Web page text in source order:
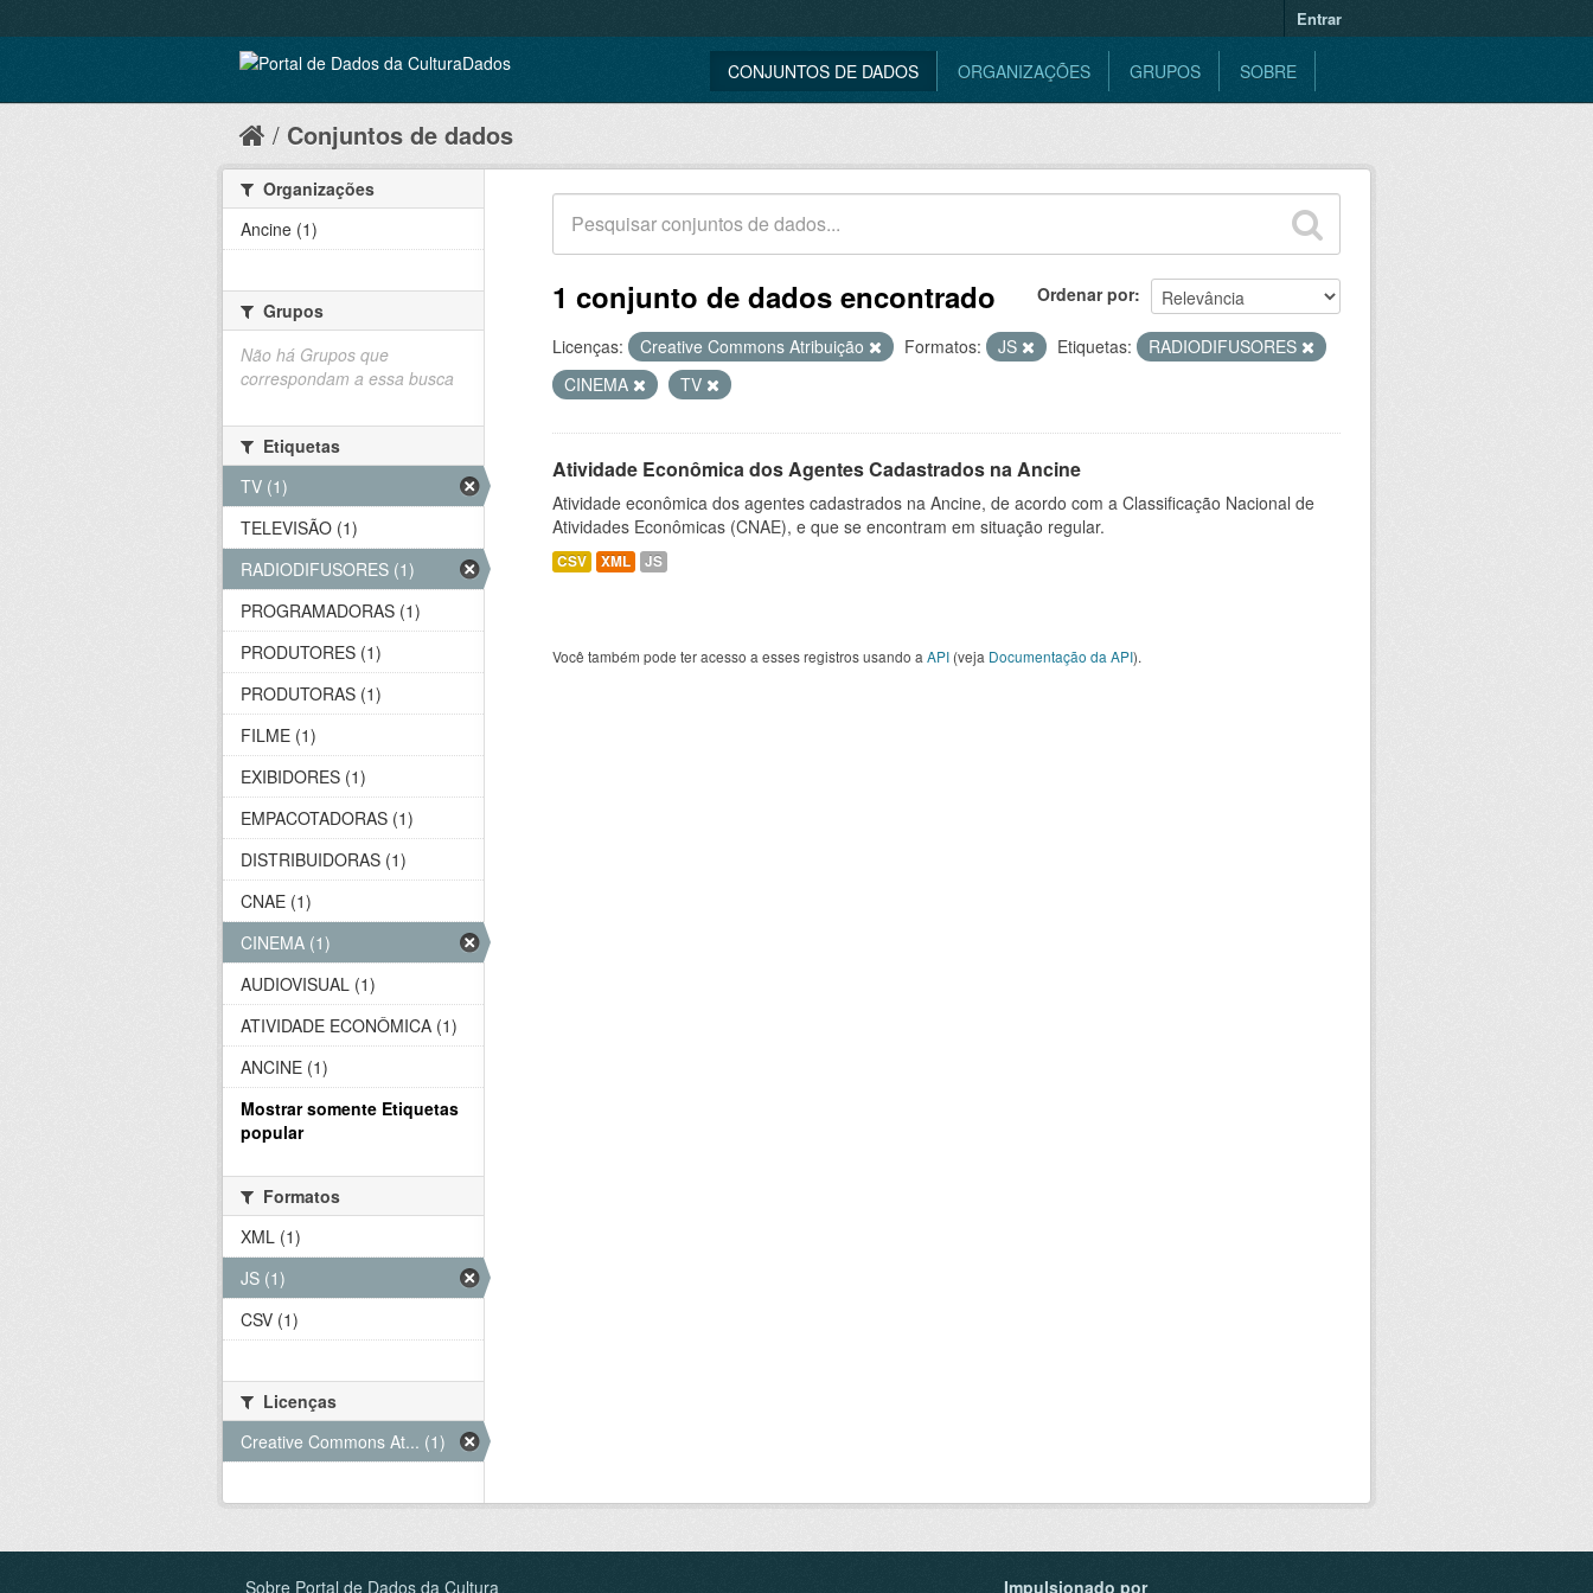
Entrar
CONJUNTOS DE DADOS ORGANIZAÇÕES GRUPOS SOBRE
Conjuntos de dados
Ordenar por
1 conjunto de dados encontrado
Licenças: Creative Commons Atribuição Formatos: JS Etiquetas:
RADIODIFUSORES
CINEMA
TV
Atividade Econômica dos Agentes Cadastrados na Ancine
Atividade econômica dos agentes cadastrados na Ancine, de acordo com a Classificação Nacional de
Atividades Econômicas (CNAE), e que se encontram em situação regular.
CSV XML JS
Você também pode ter acesso a esses registros usando a API (veja Documentação da API).
Organizações
Ancine (1)
Grupos
Não há Grupos que
correspondam a essa busca
Etiquetas
TV (1)
TELEVISÃO (1)
RADIODIFUSORES (1)
PROGRAMADORAS (1)
PRODUTORES (1)
PRODUTORAS (1)
FILME (1)
EXIBIDORES (1)
EMPACOTADORAS (1)
DISTRIBUIDORAS (1)
CNAE (1)
CINEMA (1)
AUDIOVISUAL (1)
ATIVIDADE ECONÔMICA (1)
ANCINE (1)
Mostrar somente Etiquetas
popular
Formatos
XML (1)
JS (1)
CSV (1)
Licenças
Creative Commons At... (1)
Sobre Portal de Dados da Cultura Impulsionado por